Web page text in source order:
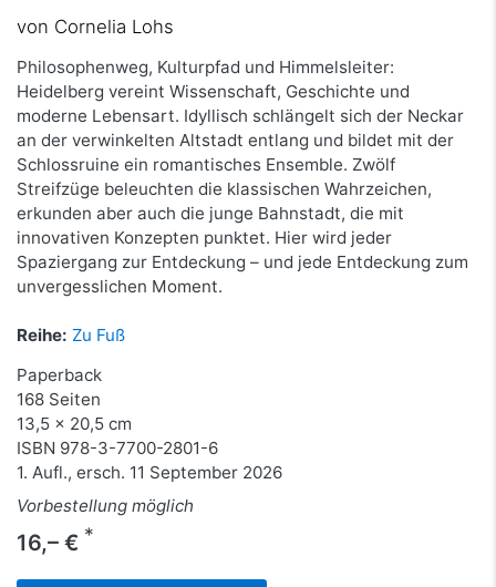
von Cornelia Lohs
Philosophenweg, Kulturpfad und Himmelsleiter:
Heidelberg vereint Wissenschaft, Geschichte und
moderne Lebensart. Idyllisch schlängelt sich der Neckar
an der verwinkelten Altstadt entlang und bildet mit der
Schlossruine ein romantisches Ensemble. Zwölf
Streifzüge beleuchten die klassischen Wahrzeichen,
erkunden aber auch die junge Bahnstadt, die mit
innovativen Konzepten punktet. Hier wird jeder
Spaziergang zur Entdeckung – und jede Entdeckung zum
unvergesslichen Moment.
Reihe: Zu Fuß
Paperback
168 Seiten
13,5 x 20,5 cm
ISBN 978-3-7700-2801-6
1. Aufl., ersch. 11 September 2026
Vorbestellung möglich
16,– € *